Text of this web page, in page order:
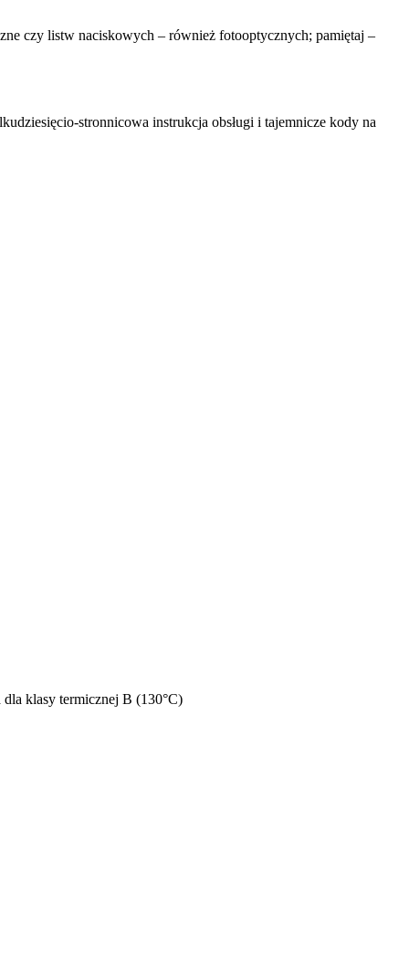
czy listw naciskowych – również fotooptycznych; pamiętaj –
stronnicowa instrukcja obsługi i tajemnicze kody na
klasy termicznej B (130°C)